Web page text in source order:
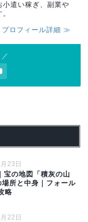
小遣い稼ぎ、副業や
プロフィール詳細 ≫
23日
の地図「積灰の山
所と中身｜フォール
略
22日